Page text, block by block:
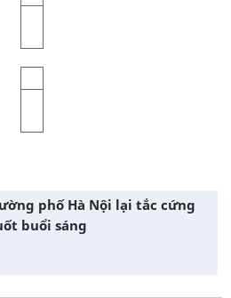
phố Hà Nội lại tắc cứng
buổi sáng